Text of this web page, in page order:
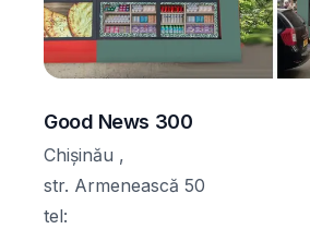
Good News 300
Chișinău ,
str. Armenească 50
tel: